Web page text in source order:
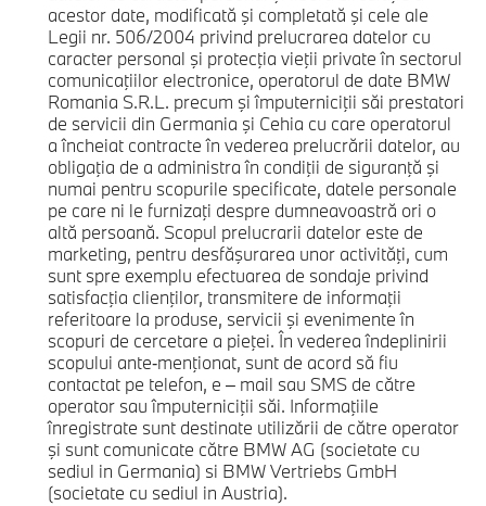
acestor date, modificată şi completată şi cele ale
Legii nr. 506/2004 privind prelucrarea datelor cu
caracter personal şi protecţia vieţii private în sectorul
comunicaţiilor electronice, operatorul de date BMW
Romania S.R.L. precum şi împuterniciţii săi prestatori
de servicii din Germania şi Cehia cu care operatorul
a încheiat contracte în vederea prelucrării datelor, au
obligaţia de a administra în condiţii de siguranţă şi
numai pentru scopurile specificate, datele personale
pe care ni le furnizaţi despre dumneavoastră ori o
altă persoană. Scopul prelucrarii datelor este de
marketing, pentru desfăşurarea unor activităţi, cum
sunt spre exemplu efectuarea de sondaje privind
satisfacţia clienţilor, transmitere de informaţii
referitoare la produse, servicii şi evenimente în
scopuri de cercetare a pieţei. În vederea îndeplinirii
scopului ante‐menţionat, sunt de acord să fiu
contactat pe telefon, e – mail sau SMS de către
operator sau împuterniciţii săi. Informaţiile
înregistrate sunt destinate utilizării de către operator
şi sunt comunicate către BMW AG (societate cu
sediul in Germania) si BMW Vertriebs GmbH
(societate cu sediul in Austria).